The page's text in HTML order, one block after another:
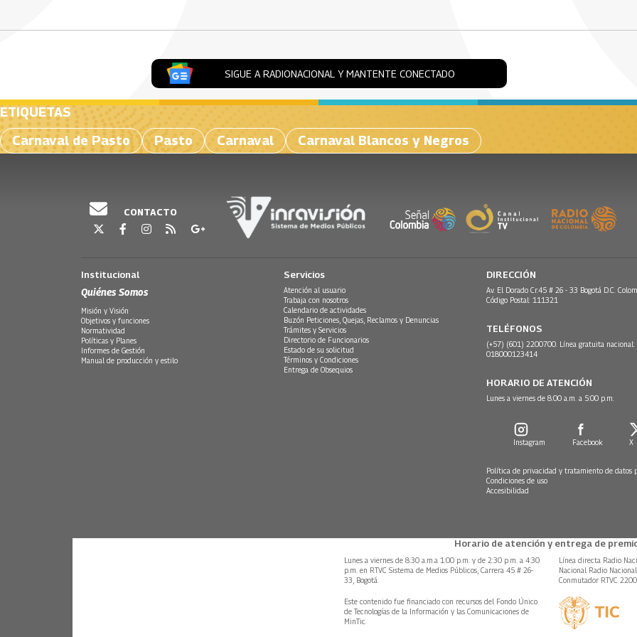
SIGUE A RADIONACIONAL Y MANTENTE CONECTADO
ETIQUETAS
Carnaval de Pasto
Pasto Carnaval Carnaval Blancos y Negros
CONTACTO
Institucional
Quiénes Somos
Misión y Visión
Objetivos y funciones
Normatividad
Políticas y Planes
Informes de Gestión
Manual de producción y estilo
Servicios
Atención al usuario
Trabaja con nosotros
Calendario de actividades
Buzón Peticiones, Quejas, Reclamos y Denuncias
Trámites y Servicios
Directorio de Funcionarios
Estado de su solicitud
Términos y Condiciones
Entrega de Obsequios
DIRECCIÓN
Av. El Dorado Cr.45 # 26 - 33 Bogotá D.C.
Código Postal: 111321
TELÉFONOS
(+57) (601) 2200700. Línea gratuita nacional:
018000123414
HORARIO DE ATENCIÓN
Lunes a viernes de 8:00 a.m. a 5:00 p.m.
Instagram Facebook X
Política de privacidad y tratamiento de datos
Condiciones de uso
Accesibilidad
Horario de atención y entrega de
Lunes a viernes de 8:30 a.m.a 1:00 p.m. y de 2:30 p.m. a 4:30
p.m. en RTVC Sistema de Medios Públicos, Carrera 45 # 26-
33, Bogotá.
Línea directa Radio
Nacional Radio
Conmutador RTVC
Este contenido fue financiado con recursos del Fondo Único
de Tecnologías de la Información y las Comunicaciones de
MinTic.